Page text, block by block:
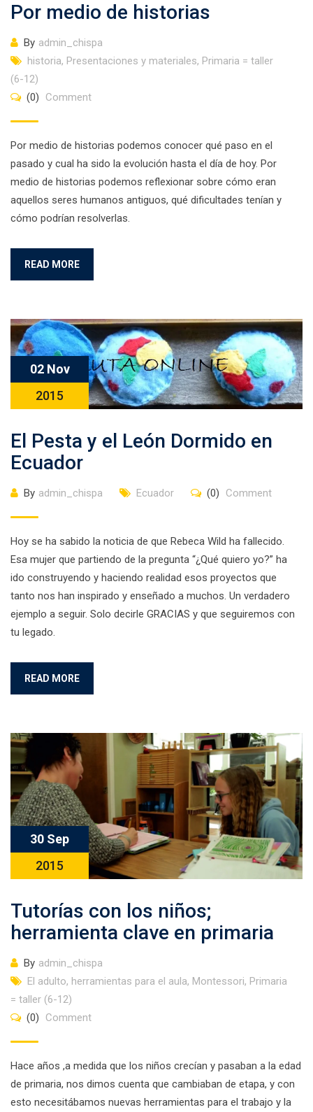
Por medio de historias
By admin_chispa
historia, Presentaciones y materiales, Primaria = taller
(6-12)
(0)
Comment
Por medio de historias podemos conocer qué paso en el
pasado y cual ha sido la evolución hasta el día de hoy. Por
medio de historias podemos reflexionar sobre cómo eran
aquellos seres humanos antiguos, qué dificultades tenían y
cómo podrían resolverlas.
READ MORE
02 Nov
2015
El Pesta y el León Dormido en
Ecuador
By admin_chispa Ecuador (0) Comment
Hoy se ha sabido la noticia de que Rebeca Wild ha fallecido.
Esa mujer que partiendo de la pregunta “¿Qué quiero yo?” ha
ido construyendo y haciendo realidad esos proyectos que
tanto nos han inspirado y enseñado a muchos. Un verdadero
ejemplo a seguir. Solo decirle GRACIAS y que seguiremos con
tu legado.
READ MORE
30 Sep
2015
Tutorías con los niños;
herramienta clave en primaria
By admin_chispa
El adulto, herramientas para el aula, Montessori, Primaria
= taller (6-12)
(0)
Comment
Hace años ,a medida que los niños crecían y pasaban a la edad
de primaria, nos dimos cuenta que cambiaban de etapa, y con
esto necesitábamos nuevas herramientas para el trabajo y la